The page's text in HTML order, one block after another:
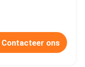
Contacteer ons